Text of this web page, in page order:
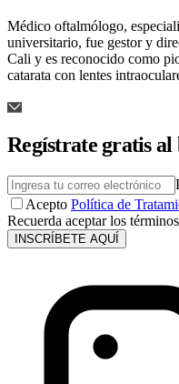
Médico oftalmólogo,
universitario, fue gestor y
Cali y es reconocido como
catarata con lentes
Regístrate gratis al
Acepto Política de
Recuerda aceptar los
INSCRÍBETE AQUÍ